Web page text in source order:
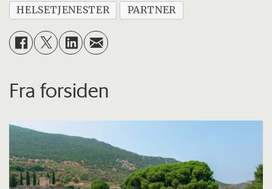
HELSETJENESTER
PARTNER
Fra forsiden